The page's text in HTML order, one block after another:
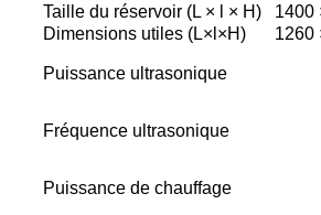
Taille du réservoir (L × l × H)
1400
Dimensions utiles (L×l×H)
1260
Puissance ultrasonique
Fréquence ultrasonique
Puissance de chauffage